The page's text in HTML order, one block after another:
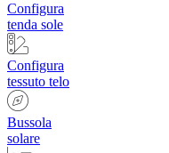
Configura
tenda sole
Configura
tessuto telo
Bussola
solare